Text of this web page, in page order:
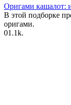
Оригами кашалот:
В этой подборке
оригами.
01.1k.